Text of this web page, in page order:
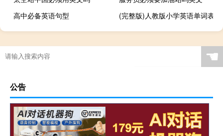
高中必备英语句型
(完整版)人教版小学英语单词表
☚
公告